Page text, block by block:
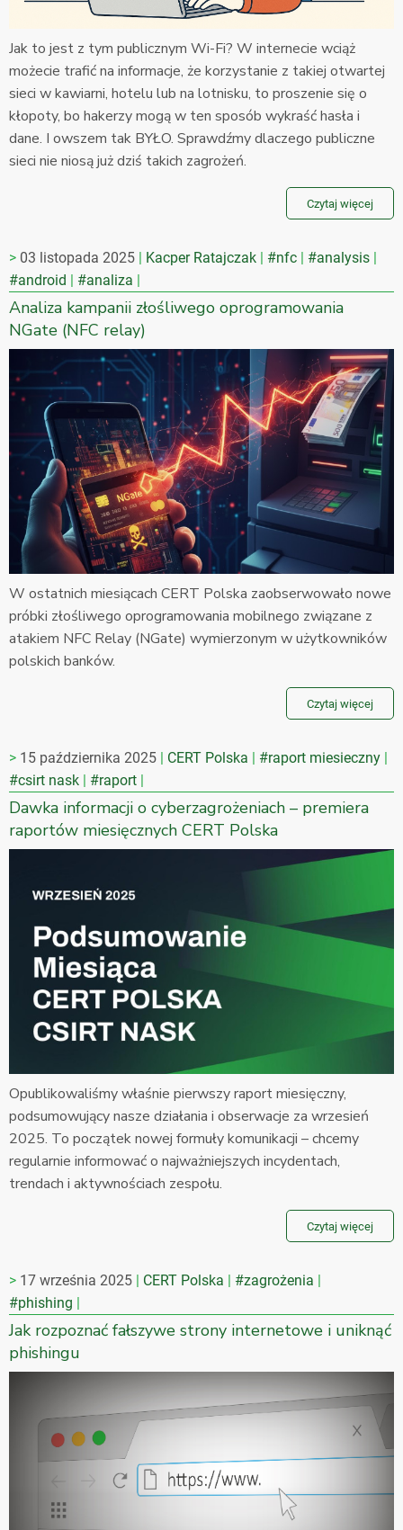
Jak to jest z tym publicznym Wi-Fi? W internecie wciąż
możecie trafić na informacje, że korzystanie z takiej otwartej
sieci w kawiarni, hotelu lub na lotnisku, to proszenie się o
kłopoty, bo hakerzy mogą w ten sposób wykraść hasła i
dane. I owszem tak BYŁO. Sprawdźmy dlaczego publiczne
sieci nie niosą już dziś takich zagrożeń.
Czytaj więcej
03 listopada 2025 Kacper Ratajczak #nfc
#analysis
#android
#analiza
Analiza kampanii złośliwego oprogramowania
NGate (NFC relay)
W ostatnich miesiącach CERT Polska zaobserwowało nowe
próbki złośliwego oprogramowania mobilnego związane z
atakiem NFC Relay (NGate) wymierzonym w użytkowników
polskich banków.
Czytaj więcej
15 października 2025 CERT Polska
#raport miesieczny
#csirt nask
#raport
Dawka informacji o cyberzagrożeniach – premiera
raportów miesięcznych CERT Polska
Opublikowaliśmy właśnie pierwszy raport miesięczny,
podsumowujący nasze działania i obserwacje za wrzesień
2025. To początek nowej formuły komunikacji – chcemy
regularnie informować o najważniejszych incydentach,
trendach i aktywnościach zespołu.
Czytaj więcej
17 września 2025 CERT Polska
#zagrożenia
#phishing
Jak rozpoznać fałszywe strony internetowe i uniknąć
phishingu